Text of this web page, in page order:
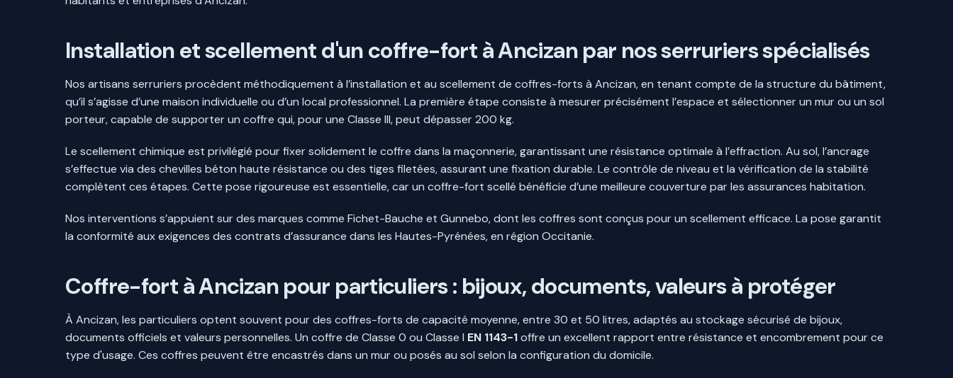
Installation et scellement d'un coffre-fort à Ancizan par nos serruriers spécialisés
Nos artisans serruriers procèdent méthodiquement à l’installation et au scellement de coffres-forts à Ancizan, en tenant compte de la structure du bâtiment,
qu’il s’agisse d’une maison individuelle ou d’un local professionnel. La première étape consiste à mesurer précisément l’espace et sélectionner un mur ou un sol
porteur, capable de supporter un coffre qui, pour une Classe III, peut dépasser 200 kg.
Le scellement chimique est privilégié pour fixer solidement le coffre dans la maçonnerie, garantissant une résistance optimale à l’effraction. Au sol, l’ancrage
s’effectue via des chevilles béton haute résistance ou des tiges filetées, assurant une fixation durable. Le contrôle de niveau et la vérification de la stabilité
complètent ces étapes. Cette pose rigoureuse est essentielle, car un coffre-fort scellé bénéficie d’une meilleure couverture par les assurances habitation.
Nos interventions s’appuient sur des marques comme Fichet-Bauche et Gunnebo, dont les coffres sont conçus pour un scellement efficace. La pose garantit
la conformité aux exigences des contrats d’assurance dans les Hautes-Pyrénées, en région Occitanie.
Coffre-fort à Ancizan pour particuliers : bijoux, documents, valeurs à protéger
À Ancizan, les particuliers optent souvent pour des coffres-forts de capacité moyenne, entre 30 et 50 litres, adaptés au stockage sécurisé de bijoux,
documents officiels et valeurs personnelles. Un coffre de Classe 0 ou Classe I EN 1143-1offre un excellent rapport entre résistance et encombrement pour ce
type d'usage. Ces coffres peuvent être encastrés dans un mur ou posés au sol selon la configuration du domicile.